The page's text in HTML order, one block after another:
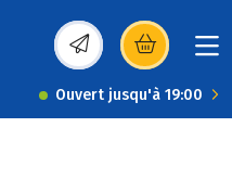
(s’ouvre dans une
Ouvert jusqu'à 19:00